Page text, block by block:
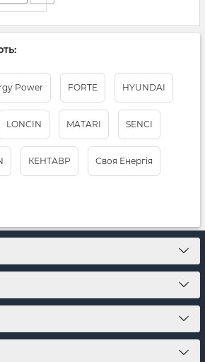
Power FORTE HYUNDAI
LONCIN MATARI SENCI
КЕНТАВР Своя Енергія